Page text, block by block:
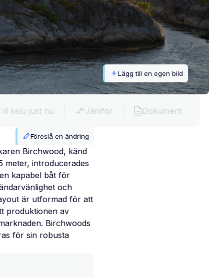
Lägg till en egen bild
salu just nu Jämför Dokument
Föreslå en ändring
Birchwood, känd
meter, introducerades
kapabel båt för
och
är utformad för att
produktionen av
Birchwoods
för sin robusta